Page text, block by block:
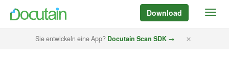
Download
Sie entwickeln eine App? Docutain Scan SDK →